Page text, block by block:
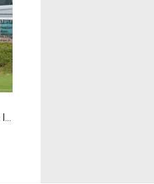
Coupe LAuRAFoot Seniors Féminines : le GF38 (B) s'impose dace au FC St Etienne